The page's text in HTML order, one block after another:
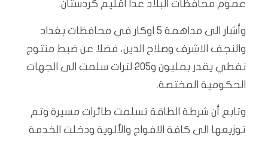
عموم محافظات البلاد عدا اقليم كردستان.
وأشار الى مداهمة 5 اوكار في محافظات بغداد
والنجف الاشرف وصلاح الدين، فضلا عن ضبط منتوج
نفطي يقدر بمليون و205 لترات سلمت الى الجهات
الحكومية المختصة.
وتابع أن شرطة الطاقة تسلمت طائرات مسيرة وتم
توزيعها الى كافة الافواج واﻷلوية ودخلت الخدمة